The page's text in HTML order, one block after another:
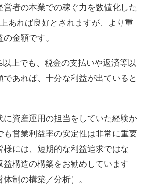
者の本業での稼ぐ力を数値化した
あれば良好とされますが、より重
金額です。
上でも、税金の支払いや返済等以
あれば、十分な利益が出ていると
に資産運用の担当をしていた経験か
も営業利益率の安定性は非常に重要
様には、短期的な利益追求ではな
益構造の構築をお勧めしています
体制の構築／分析）。